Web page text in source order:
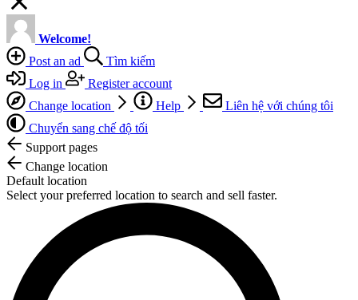
Welcome!
Post an ad
Tìm kiếm
Log in
Register account
Change location
Help
Liên hệ với chúng tôi
Chuyển sang chế độ tối
Support pages
Change location
Default location
Select your preferred location to search and sell faster.